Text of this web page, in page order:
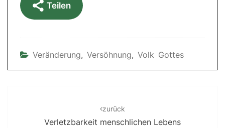
Teilen
Veränderung, Versöhnung, Volk Gottes
zurück
Verletzbarkeit menschlichen Lebens